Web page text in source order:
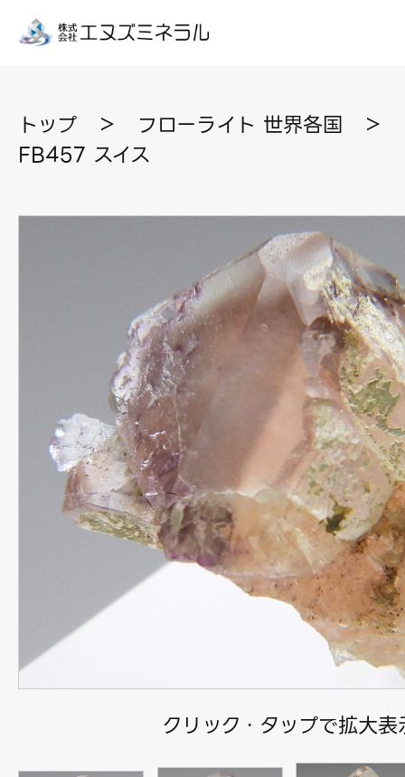
トップ ＞ フローライト 世界各国 ＞
FB457 スイス
クリック・タップで拡大表